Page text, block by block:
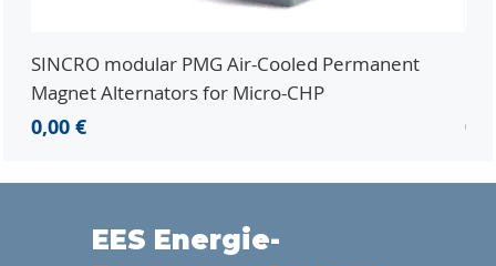
SINCRO modular PMG Air-Cooled Permanent
Magnet Alternators for Micro-CHP
Preis
0,00 €
EES Energie-